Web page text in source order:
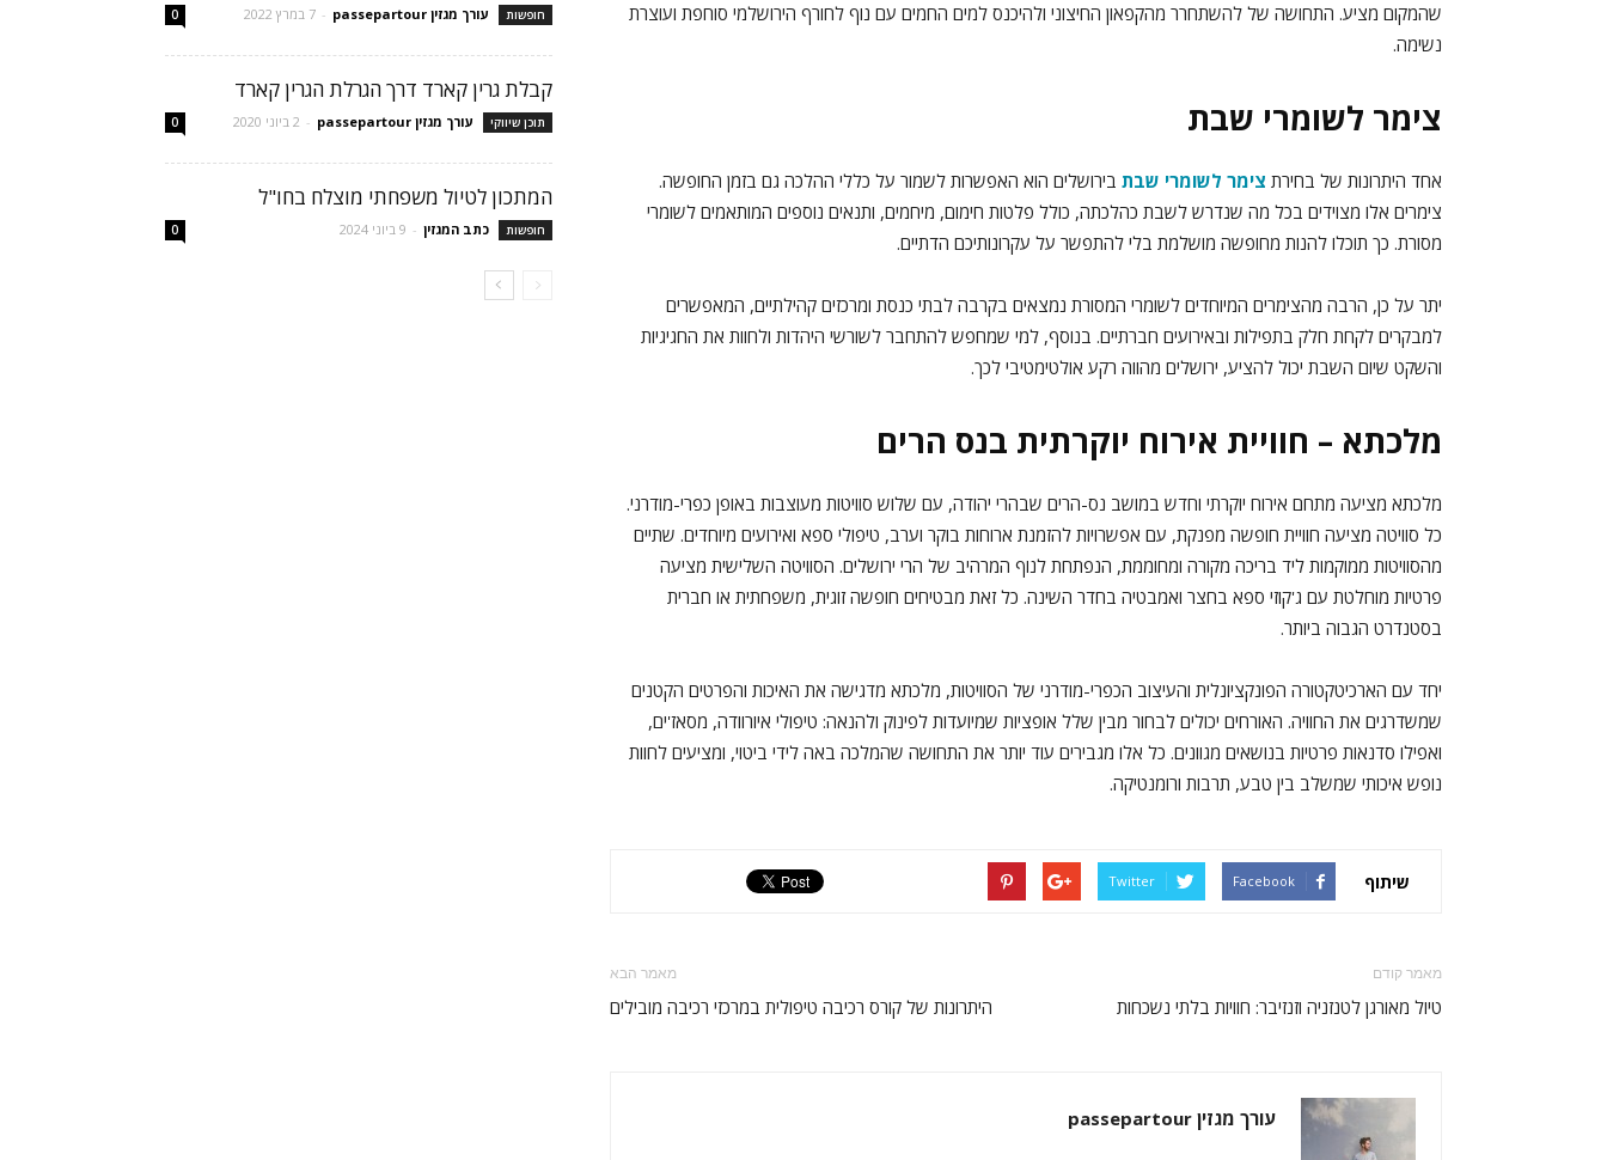
שהמקום מציע. התחושה של להשתחרר מהקפאון החיצוני ולהיכנס למים החמים עם נוף לחורף הירושלמי סוחפת ועוצרת
נשימה.
צימר לשומרי שבת
אחד היתרונות של בחירת צימר לשומרי שבת בירושלים הוא האפשרות לשמור על כללי ההלכה גם בזמן החופשה.
צימרים אלו מצוידים בכל מה שנדרש לשבת כהלכתה, כולל פלטות חימום, מיחמים, ותנאים נוספים המותאמים לשומרי
מסורת. כך תוכלו להנות מחופשה מושלמת בלי להתפשר על עקרונותיכם הדתיים.
יתר על כן, הרבה מהצימרים המיוחדים לשומרי המסורת נמצאים בקרבה לבתי כנסת ומרכזים קהילתיים, המאפשרים
למבקרים לקחת חלק בתפילות ובאירועים חברתיים. בנוסף, למי שמחפש להתחבר לשורשי היהדות ולחוות את החגיגיות
והשקט שיום השבת יכול להציע, ירושלים מהווה רקע אולטימטיבי לכך.
מלכתא – חוויית אירוח יוקרתית בנס הרים
מלכתא מציעה מתחם אירוח יוקרתי וחדש במושב נס-הרים שבהרי יהודה, עם שלוש סוויטות מעוצבות באופן כפרי-מודרני.
כל סוויטה מציעה חוויית חופשה מפנקת, עם אפשרויות להזמנת ארוחות בוקר וערב, טיפולי ספא ואירועים מיוחדים. שתיים
מהסוויטות ממוקמות ליד בריכה מקורה ומחוממת, הנפתחת לנוף המרהיב של הרי ירושלים. הסוויטה השלישית מציעה
פרטיות מוחלטת עם ג'קוזי ספא בחצר ואמבטיה בחדר השינה. כל זאת מבטיחים חופשה זוגית, משפחתית או חברית
בסטנדרט הגבוה ביותר.
יחד עם הארכיטקטורה הפונקציונלית והעיצוב הכפרי-מודרני של הסוויטות, מלכתא מדגישה את האיכות והפרטים הקטנים
שמשדרגים את החוויה. האורחים יכולים לבחור מבין שלל אופציות שמיועדות לפינוק ולהנאה: טיפולי איורוודה, מסאז'ים,
ואפילו סדנאות פרטיות בנושאים מגוונים. כל אלו מגבירים עוד יותר את התחושה שהמלכה באה לידי ביטוי, ומציעים לחוות
נופש איכותי שמשלב בין טבע, תרבות ורומנטיקה.
שיתוף Facebook
Twitter
מאמר קודם
טיול מאורגן לטנזניה וזנזיבר: חוויות בלתי נשכחות
מאמר הבא
היתרונות של קורס רכיבה טיפולית במרכזי רכיבה מובילים
עורך מגזין passepartour
חופשות עורך מגזין passepartour - 7 במרץ 2022 0
קבלת גרין קארד דרך הגרלת הגרין קארד
תוכן שיווקי עורך מגזין passepartour - 2 ביוני 2020 0
המתכון לטיול משפחתי מוצלח בחו"ל
חופשות כתב המגזין - 9 ביוני 2024 0